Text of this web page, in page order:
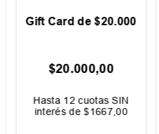
Gift Card de $20.000
$20.000,00
Hasta 12 cuotas SIN
interés de$1667 ,00